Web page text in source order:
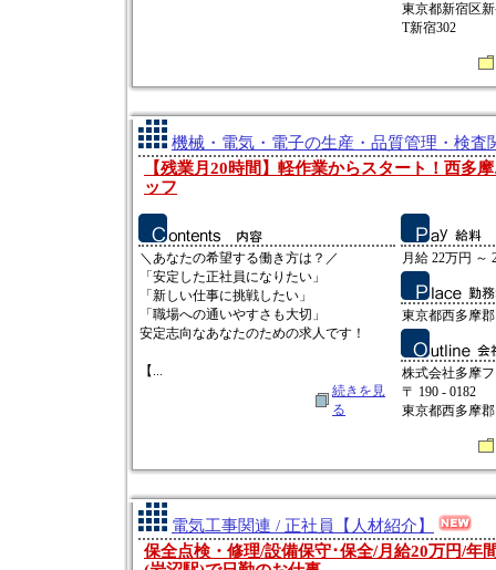
東京都新宿区
T新宿302
機械・電気・電子の生産・品質管理・検査
【残業月20時間】軽作業からスタート！西多
ッフ
＼あなたの希望する働き方は？／
「安定した正社員になりたい」
「新しい仕事に挑戦したい」
「職場への通いやすさも大切」
安定志向なあなたのための求人です！
【...
続きを見
る
月給 22万円 ～
東京都西多摩
株式会社多摩
〒 190 - 0182
東京都西多摩
電気工事関連 / 正社員【人材紹介】
保全点検・修理/設備保守･保全/月給20万円/年